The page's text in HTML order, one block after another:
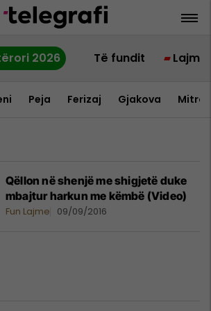
2026 Të fundit Lajme
Peja Ferizaj Gjakova
Qëllon në shenjë me shigjetë duke
mbajtur harkun me këmbë (Video)
Fun Lajme 09/09/2016